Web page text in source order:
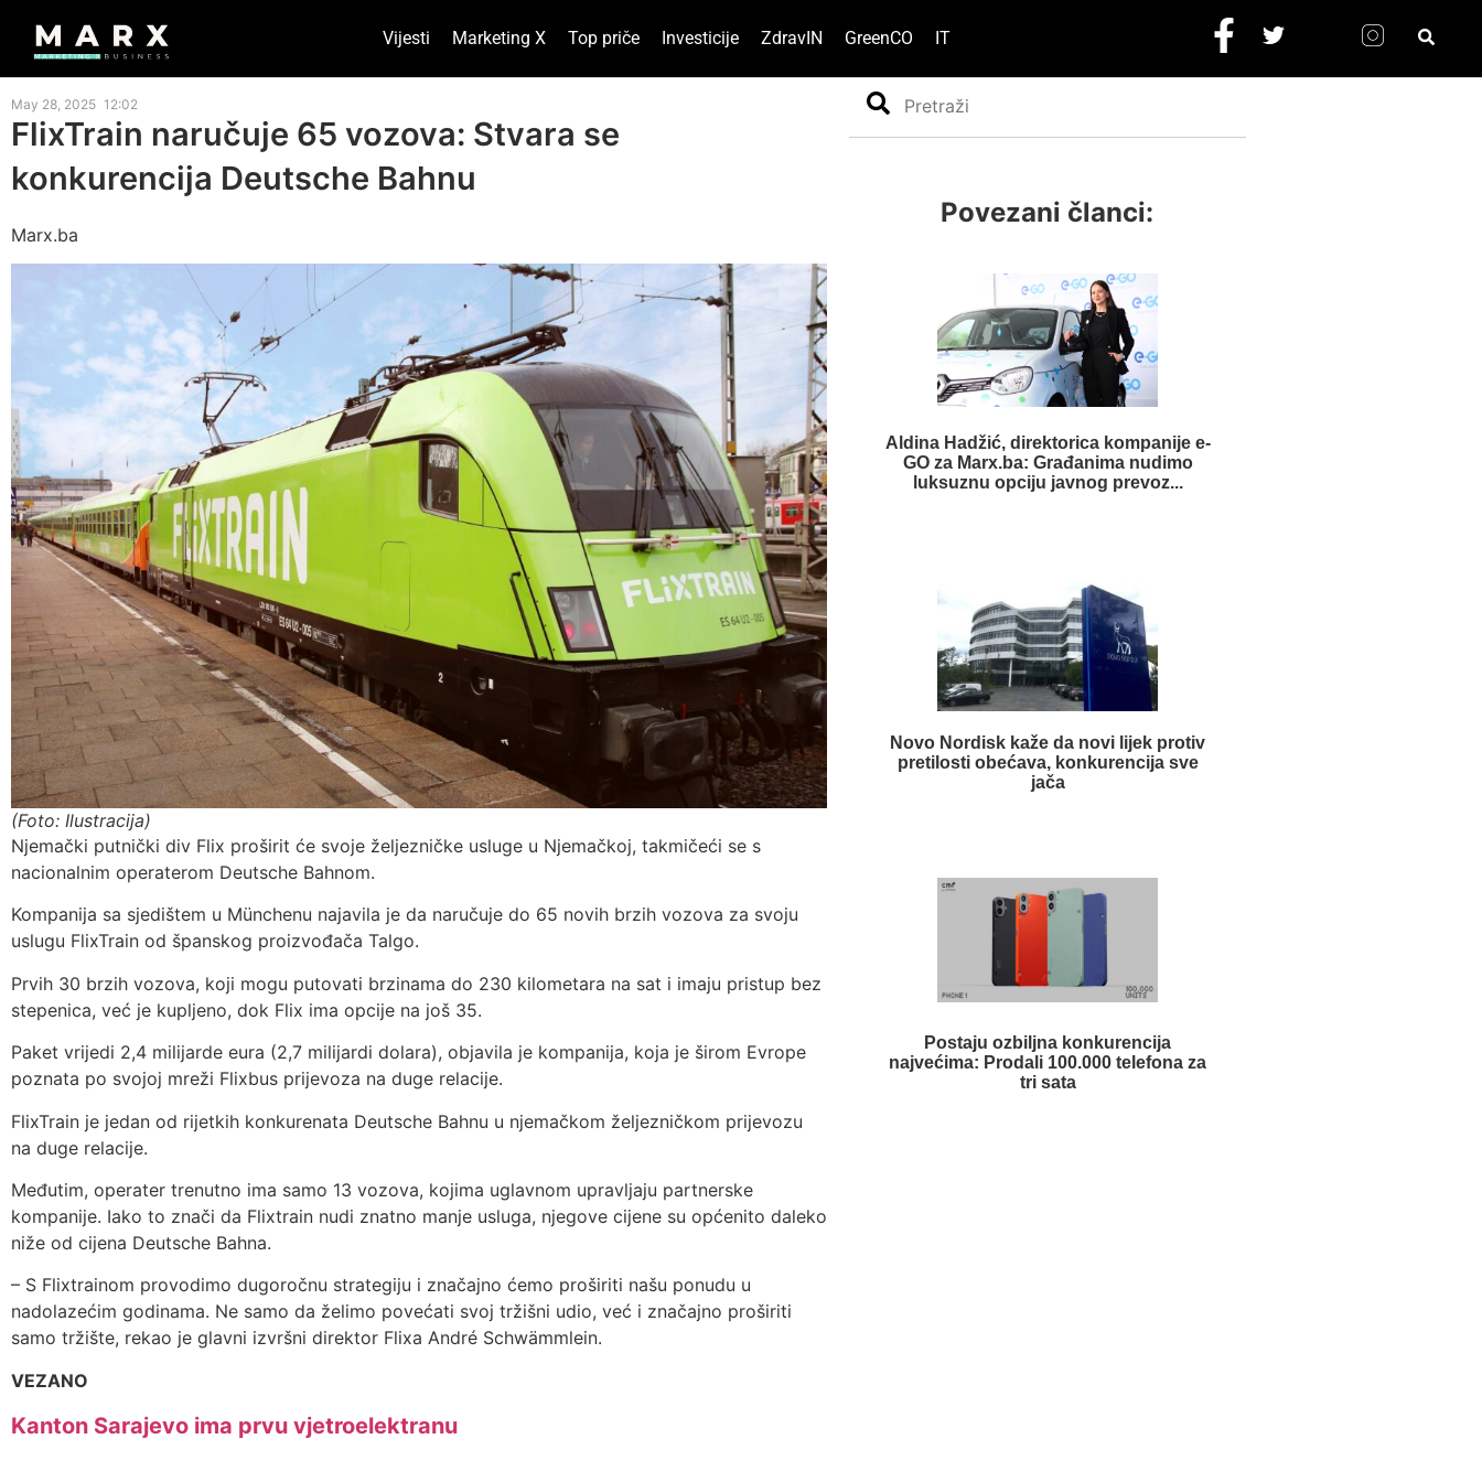
Vijesti Marketing X Top priče Investicije ZdravIN GreenCO IT
May 28, 2025 12:02
FlixTrain naručuje 65 vozova: Stvara se
konkurencija Deutsche Bahnu
Marx.ba
(Foto: Ilustracija)
Njemački putnički div Flix proširit će svoje željezničke usluge u Njemačkoj, takmičeći se s
nacionalnim operaterom Deutsche Bahnom.
Kompanija sa sjedištem u Münchenu najavila je da naručuje do 65 novih brzih vozova za svoju
uslugu FlixTrain od španskog proizvođača Talgo.
Prvih 30 brzih vozova, koji mogu putovati brzinama do 230 kilometara na sat i imaju pristup bez
stepenica, već je kupljeno, dok Flix ima opcije na još 35.
Paket vrijedi 2,4 milijarde eura (2,7 milijardi dolara), objavila je kompanija, koja je širom Evrope
poznata po svojoj mreži Flixbus prijevoza na duge relacije.
FlixTrain je jedan od rijetkih konkurenata Deutsche Bahnu u njemačkom željezničkom prijevozu
na duge relacije.
Međutim, operater trenutno ima samo 13 vozova, kojima uglavnom upravljaju partnerske
kompanije. Iako to znači da Flixtrain nudi znatno manje usluga, njegove cijene su općenito daleko
niže od cijena Deutsche Bahna.
– S Flixtrainom provodimo dugoročnu strategiju i značajno ćemo proširiti našu ponudu u
nadolazećim godinama. Ne samo da želimo povećati svoj tržišni udio, već i značajno proširiti
samo tržište, rekao je glavni izvršni direktor Flixa André Schwämmlein.
VEZANO
Kanton Sarajevo ima prvu vjetroelektranu
Search
Povezani članci:
Aldina Hadžić, direktorica kompanije e-
GO za Marx.ba: Građanima nudimo
luksuznu opciju javnog prevoz...
Novo Nordisk kaže da novi lijek protiv
pretilosti obećava, konkurencija sve
jača
Postaju ozbiljna konkurencija
najvećima: Prodali 100.000 telefona za
tri sata